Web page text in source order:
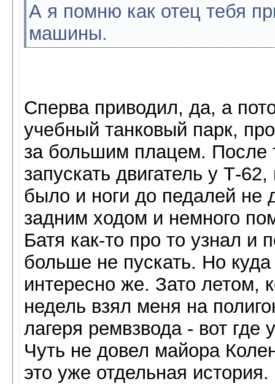
А я помню как отец тебя
машины.
Сперва приводил, да, а
учебный танковый парк,
за большим плацем. После
запускать двигатель у Т-
было и ноги до педалей не
задним ходом и немного
Батя как-то про то узнал и
больше не пускать. Но
интересно же. Зато летом,
недель взял меня на
лагеря ремвзвода - вот
Чуть не довел майора
это уже отдельная история.